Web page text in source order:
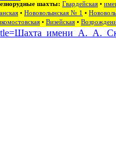
шахты: Гвардейская •
• Нововолынская № 1 •
• Визейская •